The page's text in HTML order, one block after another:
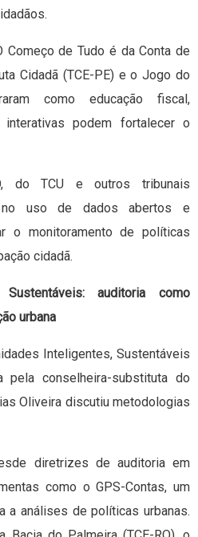
Começo de Tudo é da Conta de
Cidadã (TCE-PE) e o Jogo do
como educação fiscal,
podem fortalecer o
do TCU e outros tribunais
no uso de dados abertos e
o monitoramento de políticas
cidadã.
auditoria como
urbana
Inteligentes, Sustentáveis
pela conselheira-substituta do
Oliveira discutiu metodologias
diretrizes de auditoria em
como o GPS-Contas, um
a análises de políticas urbanas.